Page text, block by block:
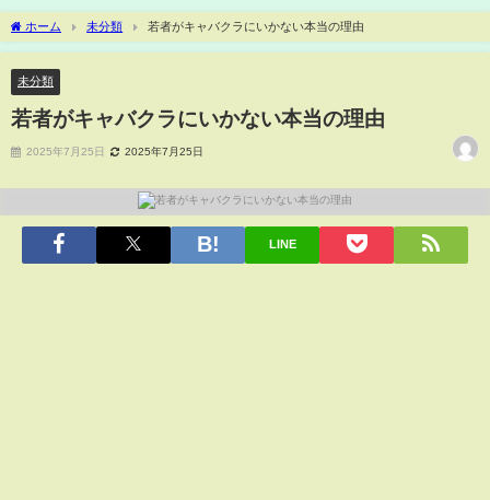
ホーム 未分類 若者がキャバクラにいかない本当の理由
未分類
若者がキャバクラにいかない本当の理由
2025年7月25日 2025年7月25日
LINE